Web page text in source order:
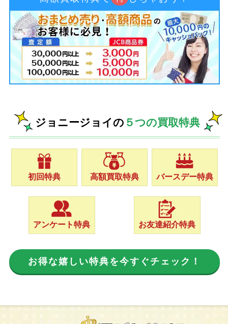
ジョニージョイの ５つの買取特典
初回特典 高額買取特典 バースデー特典
アンケート特典 お友達紹介特典
お得な嬉しい特典を今すぐチェック！